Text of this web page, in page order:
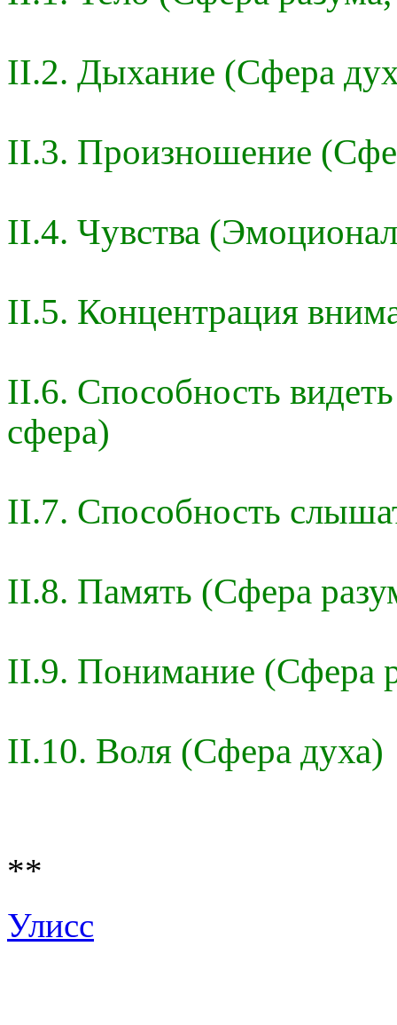
II.2. Дыхание (Сфера
II.3. Произношение
II.4. Чувства
II.5. Концентрация
II.6. Способность
сфера)
II.7. Способность
II.8. Память (Сфера
II.9. Понимание (Сфера
II.10. Воля (Сфера духа)
**
Улисс